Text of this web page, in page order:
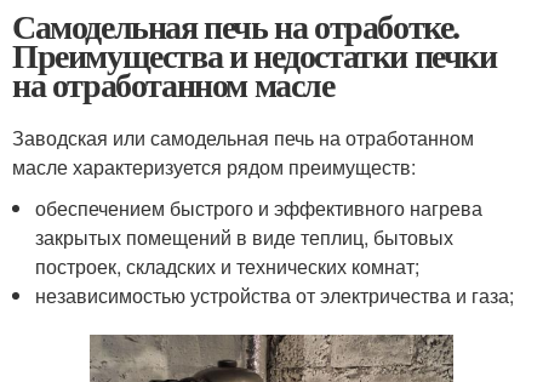
Самодельная печь на отработке.
Преимущества и недостатки печки
на отработанном масле
Заводская или самодельная печь на отработанном
масле характеризуется рядом преимуществ:
обеспечением быстрого и эффективного нагрева
закрытых помещений в виде теплиц, бытовых
построек, складских и технических комнат;
независимостью устройства от электричества и газа;